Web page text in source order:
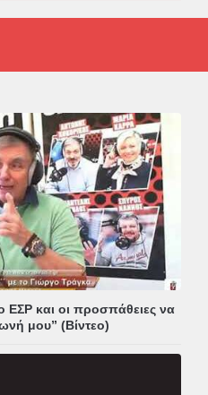
και οι προσπάθειες να
μου” (Βίντεο)